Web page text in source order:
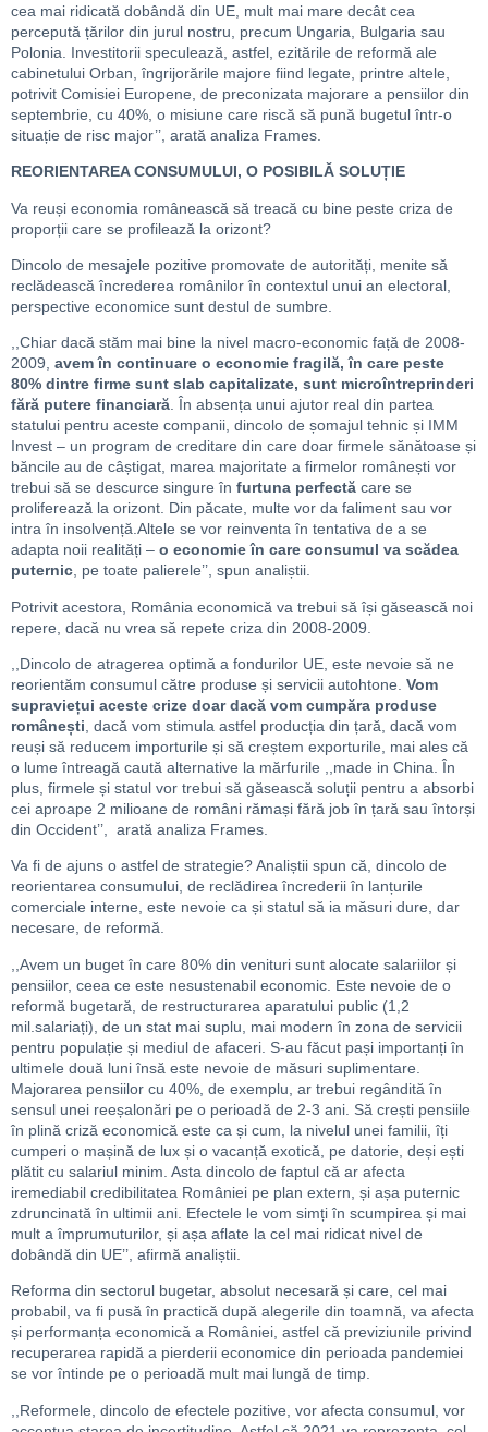
cea mai ridicată dobândă din UE, mult mai mare decât cea
percepută țărilor din jurul nostru, precum Ungaria, Bulgaria sau
Polonia. Investitorii speculează, astfel, ezitările de reformă ale
cabinetului Orban, îngrijorările majore fiind legate, printre altele,
potrivit Comisiei Europene, de preconizata majorare a pensiilor din
septembrie, cu 40%, o misiune care riscă să pună bugetul într-o
situație de risc major’’, arată analiza Frames.
REORIENTAREA CONSUMULUI, O POSIBILĂ SOLUȚIE
Va reuși economia românească să treacă cu bine peste criza de
proporții care se profilează la orizont?
Dincolo de mesajele pozitive promovate de autorități, menite să
reclădească încrederea românilor în contextul unui an electoral,
perspective economice sunt destul de sumbre.
,,Chiar dacă stăm mai bine la nivel macro-economic față de 2008-
2009, avem în continuare o economie fragilă, în care peste
80% dintre firme sunt slab capitalizate, sunt microîntreprinderi
fără putere financiară. În absența unui ajutor real din partea
statului pentru aceste companii, dincolo de șomajul tehnic și IMM
Invest – un program de creditare din care doar firmele sănătoase și
băncile au de câștigat, marea majoritate a firmelor românești vor
trebui să se descurce singure în furtuna perfectă care se
proliferează la orizont. Din păcate, multe vor da faliment sau vor
intra în insolvență.Altele se vor reinventa în tentativa de a se
adapta noii realități – o economie în care consumul va scădea
puternic, pe toate palierele’’, spun analiștii.
Potrivit acestora, România economică va trebui să își găsească noi
repere, dacă nu vrea să repete criza din 2008-2009.
,,Dincolo de atragerea optimă a fondurilor UE, este nevoie să ne
reorientăm consumul către produse și servicii autohtone. Vom
supraviețui aceste crize doar dacă vom cumpăra produse
românești , dacă vom stimula astfel producția din țară, dacă vom
reuși să reducem importurile și să creștem exporturile, mai ales că
o lume întreagă caută alternative la mărfurile ,,made in China. În
plus, firmele și statul vor trebui să găsească soluții pentru a absorbi
cei aproape 2 milioane de români rămași fără job în țară sau întorși
din Occident’’, arată analiza Frames.
Va fi de ajuns o astfel de strategie? Analiștii spun că, dincolo de
reorientarea consumului, de reclădirea încrederii în lanțurile
comerciale interne, este nevoie ca și statul să ia măsuri dure, dar
necesare, de reformă.
,,Avem un buget în care 80% din venituri sunt alocate salariilor și
pensiilor, ceea ce este nesustenabil economic. Este nevoie de o
reformă bugetară, de restructurarea aparatului public (1,2
mil.salariați), de un stat mai suplu, mai modern în zona de servicii
pentru populație și mediul de afaceri. S-au făcut pași importanți în
ultimele două luni însă este nevoie de măsuri suplimentare.
Majorarea pensiilor cu 40%, de exemplu, ar trebui regândită în
sensul unei reeșalonări pe o perioadă de 2-3 ani. Să crești pensiile
în plină criză economică este ca și cum, la nivelul unei familii, îți
cumperi o mașină de lux și o vacanță exotică, pe datorie, deși ești
plătit cu salariul minim. Asta dincolo de faptul că ar afecta
iremediabil credibilitatea României pe plan extern, și așa puternic
zdruncinată în ultimii ani. Efectele le vom simți în scumpirea și mai
mult a împrumuturilor, și așa aflate la cel mai ridicat nivel de
dobândă din UE’’, afirmă analiștii.
Reforma din sectorul bugetar, absolut necesară și care, cel mai
probabil, va fi pusă în practică după alegerile din toamnă, va afecta
și performanța economică a României, astfel că previziunile privind
recuperarea rapidă a pierderii economice din perioada pandemiei
se vor întinde pe o perioadă mult mai lungă de timp.
,,Reformele, dincolo de efectele pozitive, vor afecta consumul, vor